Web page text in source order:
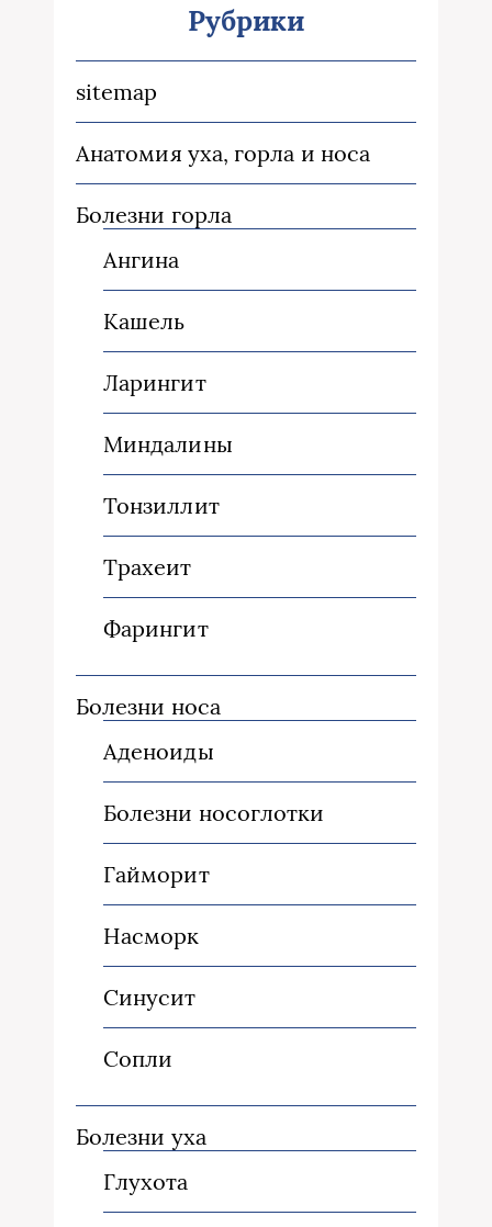
Рубрики
sitemap
Анатомия уха, горла и носа
Болезни горла
Ангина
Кашель
Ларингит
Миндалины
Тонзиллит
Трахеит
Фарингит
Болезни носа
Аденоиды
Болезни носоглотки
Гайморит
Насморк
Синусит
Сопли
Болезни уха
Глухота